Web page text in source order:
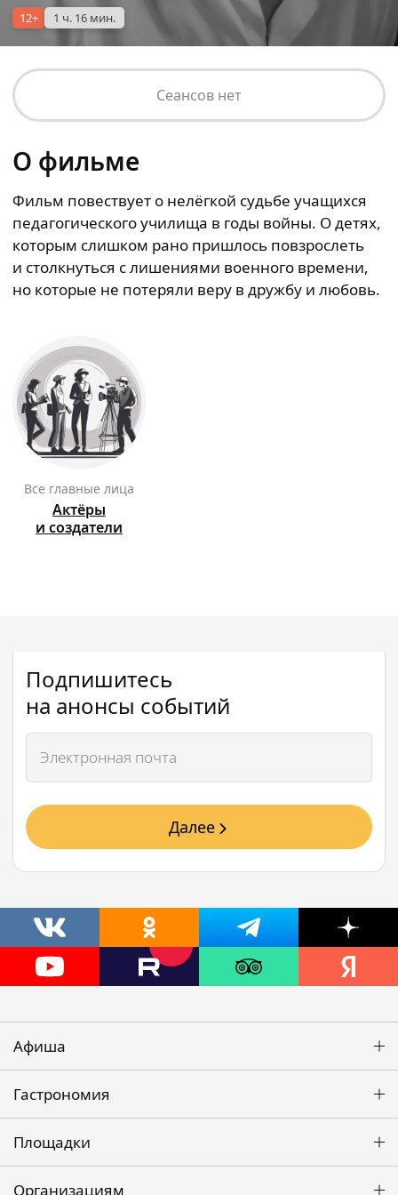
12+ 1 ч. 16 мин.
Сеансов нет
О фильме
Фильм повествует о нелёгкой судьбе учащихся
педагогического училища в годы войны. О детях,
которым слишком рано пришлось повзрослеть
и столкнуться с лишениями военного времени,
но которые не потеряли веру в дружбу и любовь.
Все главные лица
Актёры
и создатели
Подпишитесь
на анонсы событий
Далее
Афиша
Гастрономия
Площадки
Организациям